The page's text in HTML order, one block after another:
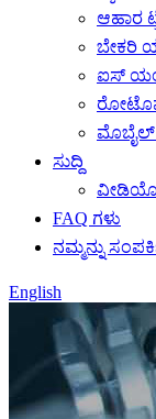
ಆಹಾರ
ಬೇಕರಿ
ಐಸ್
ಸುದ್ದಿ
FAQ ಗಳು
ನಮ್ಮನ್ನು
English